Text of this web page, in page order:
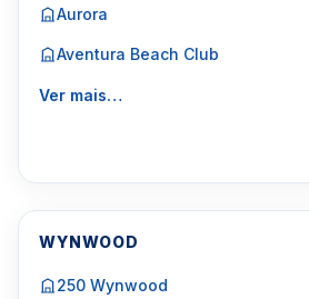
Aurora
Aventura Beach Club
Ver mais…
WYNWOOD
250 Wynwood